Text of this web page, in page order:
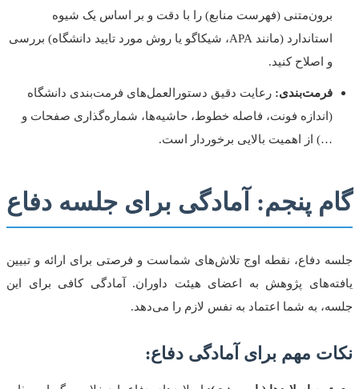
برون‌متنی (فهرست منابع) را با دقت و بر اساس یک شیوه
استاندارد (مانند APA، شیکاگو یا روش مورد تایید دانشگاه) بررسی
و اصلاح کنید.
فرمت‌بندی: رعایت دقیق دستورالعمل‌های فرمت‌بندی دانشگاه
(اندازه فونت، فاصله خطوط، حاشیه‌ها، شماره‌گذاری صفحات و
…) از اهمیت بالایی برخوردار است.
گام پنجم: آمادگی برای جلسه دفاع
جلسه دفاع، نقطه اوج تلاش‌های شماست و فرصتی برای ارائه و تبیین
یافته‌های پژوهش به اعضای هیئت داوران. آمادگی کافی برای این
جلسه، به شما اعتماد به نفس لازم را می‌دهد.
نکات مهم برای آمادگی دفاع: